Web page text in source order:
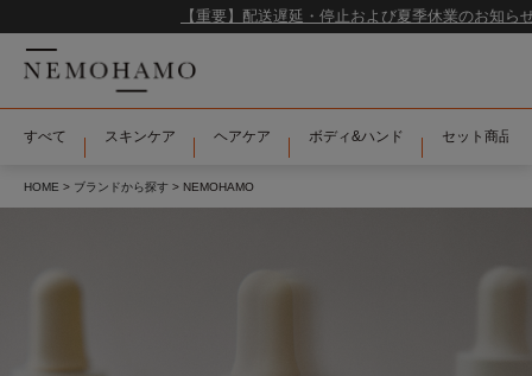
【重要】配送遅延・停止および夏季休業のお知
すべて スキンケア ヘアケア ボディ&ハンド セット商品＆
HOME ブランドから探す NEMOHAMO